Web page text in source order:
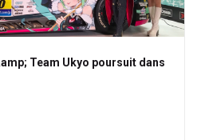
Team Ukyo poursuit dans